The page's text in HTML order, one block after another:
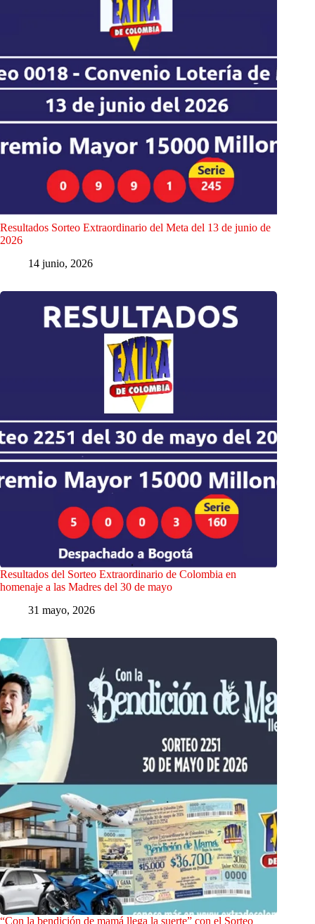
Resultados Sorteo Extraordinario del Meta del 13 de junio de
2026
14 junio, 2026
Resultados del Sorteo Extraordinario de Colombia en
homenaje a las Madres del 30 de mayo
31 mayo, 2026
“Con la bendición de mamá llega la suerte” con el Sorteo